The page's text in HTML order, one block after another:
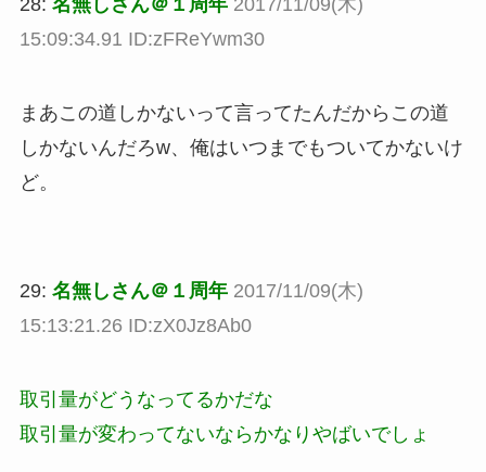
28: 名無しさん＠１周年 2017/11/09(木)
15:09:34.91 ID:zFReYwm30
まあこの道しかないって言ってたんだからこの道
しかないんだろw、俺はいつまでもついてかないけ
ど。
29: 名無しさん＠１周年 2017/11/09(木)
15:13:21.26 ID:zX0Jz8Ab0
取引量がどうなってるかだな
取引量が変わってないならかなりやばいでしょ